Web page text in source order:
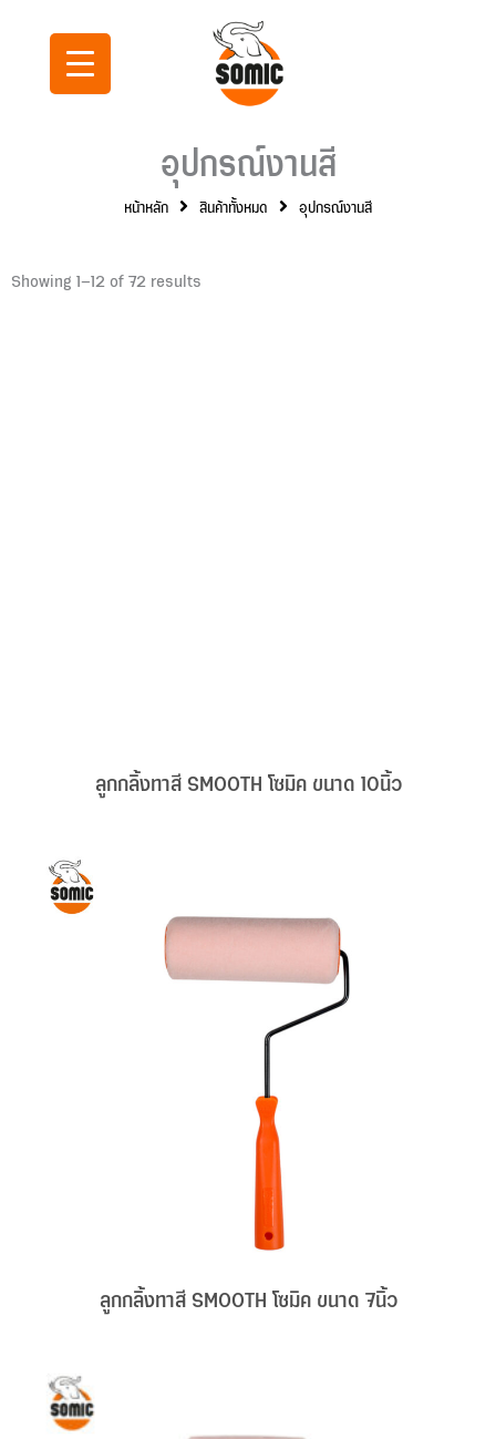
อุปกรณ์งานสี
หน้าหลัก สินค้าทั้งหมด อุปกรณ์งานสี
Showing 1–12 of 72 results
ลูกกลิ้งทาสี SMOOTH โซมิค ขนาด 10นิ้ว
ลูกกลิ้งทาสี SMOOTH โซมิค ขนาด 7นิ้ว